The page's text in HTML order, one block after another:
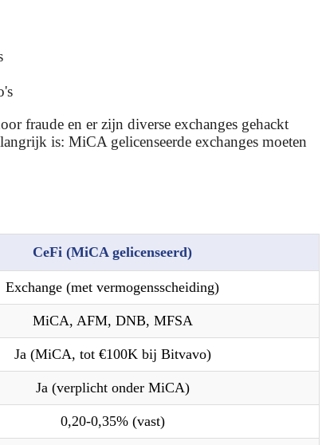
fraude en er zijn diverse exchanges gehackt
is: MiCA gelicenseerde exchanges moeten
CeFi (MiCA gelicenseerd)
Exchange (met vermogensscheiding)
MiCA, AFM, DNB, MFSA
Ja (MiCA, tot €100K bij Bitvavo)
Ja (verplicht onder MiCA)
0,20-0,35% (vast)